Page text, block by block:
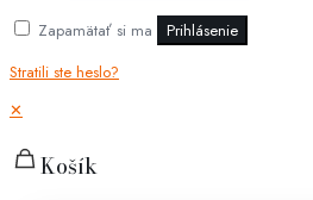
Zapamätať si ma
Prihlásenie
Stratili ste heslo?
✕
Košík